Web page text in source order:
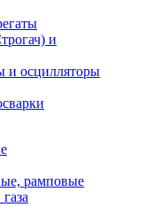
и
и осцилляторы
рамповые